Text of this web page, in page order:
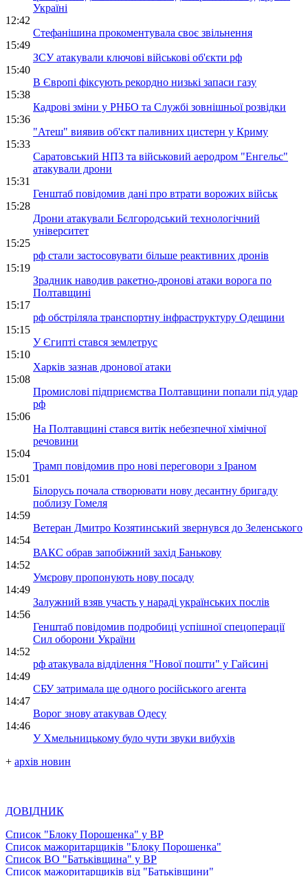
Україні
12:42
Стефанішина прокоментувала своє звільнення
15:49
ЗСУ атакували ключові військові об'єкти рф
15:40
В Європі фіксують рекордно низькі запаси газу
15:38
Кадрові зміни у РНБО та Службі зовнішньої розвідки
15:36
"Атеш" виявив об'єкт паливних цистерн у Криму
15:33
Саратовський НПЗ та військовий аеродром "Енгельс"
атакували дрони
15:31
Генштаб повідомив дані про втрати ворожих військ
15:28
Дрони атакували Бєлгородський технологічний
університет
15:25
рф стали застосовувати більше реактивних дронів
15:19
Зрадник наводив ракетно-дронові атаки ворога по
Полтавщині
15:17
рф обстріляла транспортну інфраструктуру Одещини
15:15
У Єгипті стався землетрус
15:10
Харків зазнав дронової атаки
15:08
Промислові підприємства Полтавщини попали під удар
рф
15:06
На Полтавщині стався витік небезпечної хімічної
речовини
15:04
Трамп повідомив про нові переговори з Іраном
15:01
Білорусь почала створювати нову десантну бригаду
поблизу Гомеля
14:59
Ветеран Дмитро Козятинський звернувся до Зеленського
14:54
ВАКС обрав запобіжний захід Банькову
14:52
Умєрову пропонують нову посаду
14:49
Залужний взяв участь у нараді українських послів
14:56
Генштаб повідомив подробиці успішної спецоперації
Сил оборони України
14:52
рф атакувала відділення "Нової пошти" у Гайсині
14:49
СБУ затримала ще одного російського агента
14:47
Ворог знову атакував Одесу
14:46
У Хмельницькому було чути звуки вибухів
+ архів новин
ДОВІДНИК
Список "Блоку Порошенка" у ВР
Список мажоритарщиків "Блоку Порошенка"
Список ВО "Батьківщина" у ВР
Список мажоритарщиків від "Батьківщини"